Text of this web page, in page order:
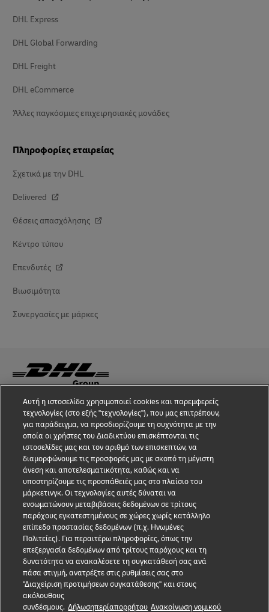
DHL Express
DHL Global Forwarding
DHL Freight
DHL eCommerce
Άλλες παγκόσμιες επιχειρησιακές μονάδες
Πληροφορίες εταιρείας
Σχετικά με την DHL
Delivered
Θέσεις απασχόλησης
Κέντρο τύπου
Επενδυτές
Βιωσιμότητα
Συνεργασίες με μάρκες
Εγρήγορση για περιπτώσεις απάτης
Νομική ειδοποίηση
Όροι χρήσης
Προστασία δεδομένων
Προσβασιμότητα
Επιπλέον Πληροφορίες
Ρυθμίσεις cookies
Ακολουθήστε μας
Αυτή η ιστοσελίδα χρησιμοποιεί cookies και παρεμφερείς
τεχνολογίες (στο εξής "τεχνολογίες"), που μας επιτρέπουν,
για παράδειγμα, να προσδιορίζουμε τη συχνότητα με την
οποία οι χρήστες του Διαδικτύου επισκέπτονται τις
ιστοσελίδες μας και τον αριθμό των επισκεπτών, να
διαμορφώνουμε τις προσφορές μας με σκοπό τη μέγιστη
άνεση και αποτελεσματικότητα, καθώς και να
υποστηρίζουμε τις προσπάθειές μας στο πλαίσιο του
μάρκετινγκ. Οι τεχνολογίες αυτές δύναται να
ενσωματώνουν μεταβιβάσεις δεδομένων σε τρίτους
παρόχους εγκατεστημένους σε χώρες χωρίς κατάλληλο
επίπεδο προστασίας δεδομένων (π.χ. Ηνωμένες
Πολιτείες). Για περαιτέρω πληροφορίες, όπως την
επεξεργασία δεδομένων από τρίτους παρόχους και τη
δυνατότητα να ανακαλέσετε τη συγκατάθεσή σας ανά
πάσα στιγμή, ανατρέξτε στις ρυθμίσεις σας στο
"Διαχείριση προτιμήσεων συγκατάθεσης" και στους
ακόλουθους
συνδέσμους. Δήλωσηπερίαπορρήτου Ανακοίνωση νομικού